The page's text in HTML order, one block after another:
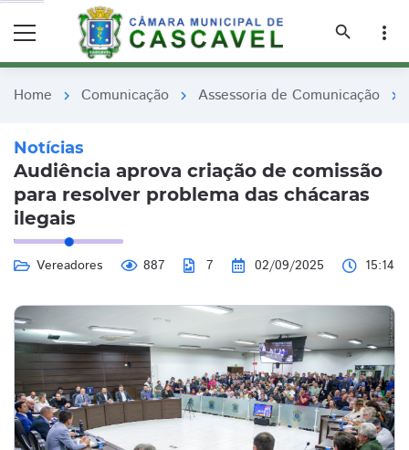
search
more_vert
Home chevron_right Comunicação chevron_right Assessoria de Comunicação chevron_right
Notícias
Audiência aprova criação de comissão
para resolver problema das chácaras
ilegais
Vereadores 887 7 02/09/2025 15:14